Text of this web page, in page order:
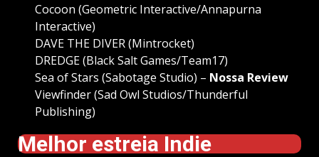
Cocoon (Geometric Interactive/Annapurna
Interactive)
DAVE THE DIVER (Mintrocket)
DREDGE (Black Salt Games/Team17)
Sea of Stars (Sabotage Studio) – Nossa Review
Viewfinder (Sad Owl Studios/Thunderful
Publishing)
Melhor estreia Indie